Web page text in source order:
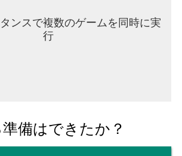
ンスで複数のゲームを同時に実
行
備はできたか？